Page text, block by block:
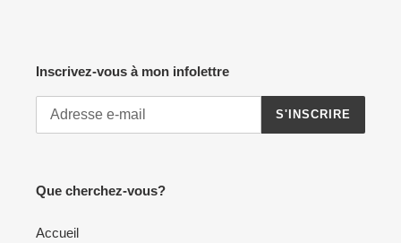
Inscrivez-vous à mon infolettre
S'INSCRIRE
Que cherchez-vous?
Accueil